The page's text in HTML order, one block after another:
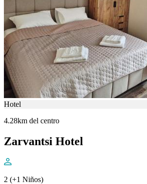
Hotel
4.28km del centro
Zarvantsi Hotel
2 (+1 Niños)